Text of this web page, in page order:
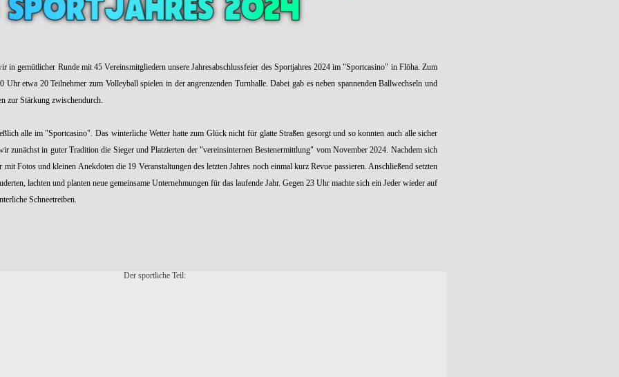
in gemütlicher Runde mit 45 Vereinsmitgliedern unsere Jahresabschlussfeier des Sportjahres 2024 im "Sportcasino" in Flöha. Zum
Uhr etwa 20 Teilnehmer zum Volleyball spielen in der angrenzenden Turnhalle. Dabei gab es neben spannenden Ballwechseln und
zur Stärkung zwischendurch.
alle im "Sportcasino". Das winterliche Wetter hatte zum Glück nicht für glatte Straßen gesorgt und so konnten auch alle sicher
zunächst in guter Tradition die Sieger und Platzierten der "vereinsinternen Bestenermittlung" vom November 2024. Nachdem sich
Fotos und kleinen Anekdoten die 19 Veranstaltungen des letzten Jahres noch einmal kurz Revue passieren. Anschließend setzten
lachten und planten neue gemeinsame Unternehmungen für das laufende Jahr. Gegen 23 Uhr machte sich ein Jeder wieder auf
Schneetreiben.
Der sportliche Teil: